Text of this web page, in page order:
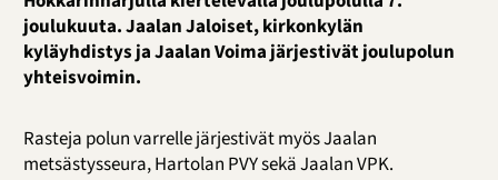
joulukuuta. Jaalan Jaloiset, kirkonkylän
kyläyhdistys ja Jaalan Voima järjestivät joulupolun
yhteisvoimin.
Rasteja polun varrelle järjestivät myös Jaalan
metsästysseura, Hartolan PVY sekä Jaalan VPK.